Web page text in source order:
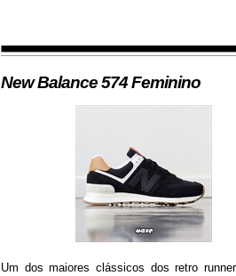
New Balance 574 Feminino
Um dos maiores clássicos dos retro